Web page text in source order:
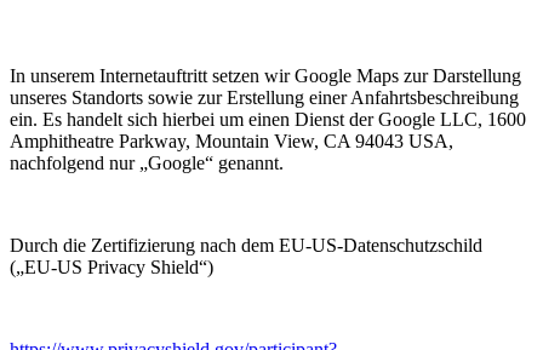
In unserem Internetauftritt setzen wir Google Maps zur Darstellung
unseres Standorts sowie zur Erstellung einer Anfahrtsbeschreibung
ein. Es handelt sich hierbei um einen Dienst der Google LLC, 1600
Amphitheatre Parkway, Mountain View, CA 94043 USA,
nachfolgend nur „Google“ genannt.
Durch die Zertifizierung nach dem EU-US-Datenschutzschild
(„EU-US Privacy Shield“)